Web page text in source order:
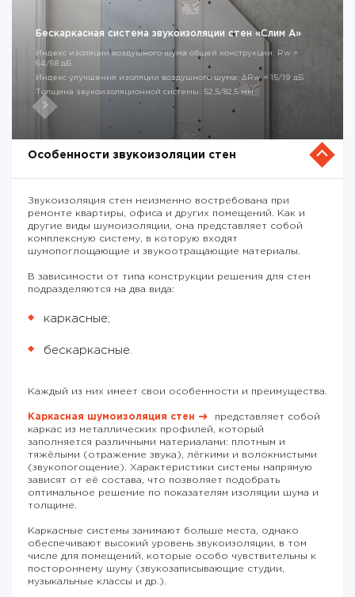
Бескаркасная система звукоизоляции стен «Слим А»
Индекс изоляции воздушного шума общей конструкции: Rw =
64/68 дБ
Индекс улучшения изоляции воздушного шума: ΔRw = 15/19 дБ
Толщина звукоизоляционной системы: 52,5/82,5 мм
Особенности звукоизоляции стен
Звукоизоляция стен неизменно востребована при
ремонте квартиры, офиса и других помещений. Как и
другие виды шумоизоляции, она представляет собой
комплексную систему, в которую входят
шумопоглощающие и звукоотращающие материалы.
В зависимости от типа конструкции решения для стен
подразделяются на два вида:
каркасные;
бескаркасные.
Каждый из них имеет свои особенности и преимущества.
Каркасная шумоизоляция стен
представляет собой
каркас из металлических профилей, который
заполняется различными материалами: плотным и
тяжёлыми (отражение звука), лёгкими и волокнистыми
(звукопогощение). Характеристики системы напрямую
зависят от её состава, что позволяет подобрать
оптимальное решение по показателям изоляции шума и
толщине.
Каркасные системы занимают больше места, однако
обеспечивают высокий уровень звукоизоляции, в том
числе для помещений, которые особо чувствительны к
постороннему шуму (звукозаписывающие студии,
музыкальные классы и др.).